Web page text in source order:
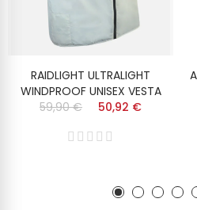
RAIDLIGHT ULTRALIGHT
WINDPROOF UNISEX VESTA
59,90 €
50,92 €